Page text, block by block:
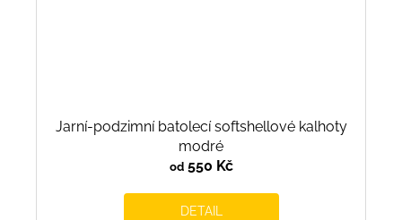
Jarní-podzimní batolecí softshellové kalhoty
modré
od550 Kč
DETAIL